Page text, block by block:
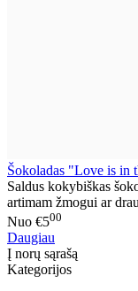
Šokoladas "Love is in
Saldus kokybiškas
artimam žmogui ar
Nuo €500
Daugiau
Į norų sąrašą
Kategorijos